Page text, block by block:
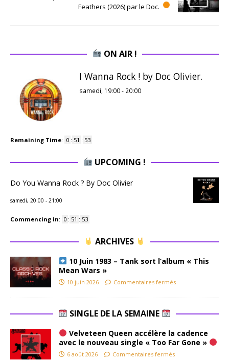
Feathers (2026) par le Doc.
ON AIR !
I Wanna Rock ! by Doc Olivier.
samedi, 19:00- 20:00
Remaining Time: 0 : 51 : 52
UPCOMING !
Do You Wanna Rock ? By Doc Olivier
samedi, 20:00 - 21:00
Commencing in: 0 : 51 : 52
ARCHIVES
10 Juin 1983 – Tank sort l’album « This
Mean Wars »
10 juin 2026 Commentaires fermés
SINGLE DE LA SEMAINE
Velveteen Queen accélère la cadence
avec le nouveau single « Too Far Gone »
6 août 2026 Commentaires fermés